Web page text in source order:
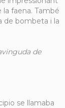
la faena. També
de bombeta i la
de
se llamaba